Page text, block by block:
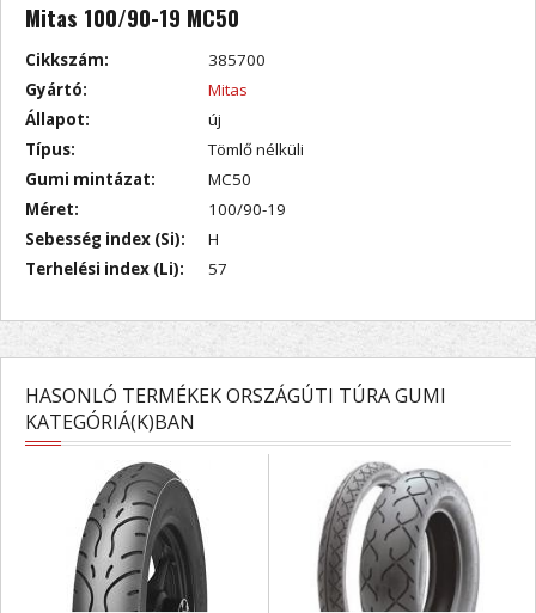
Mitas 100/90-19 MC50
Cikkszám:
385700
Gyártó:
Mitas
Állapot:
új
Típus:
Tömlő nélküli
Gumi mintázat:
MC50
Méret:
100/90-19
Sebesség index (Si):
H
Terhelési index (Li):
57
HASONLÓ TERMÉKEK ORSZÁGÚTI TÚRA GUMI
KATEGÓRIÁ(K)BAN